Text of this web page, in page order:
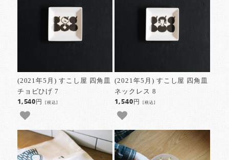
(2021年5月) すこし屋 四角皿
チョビひげ 7
1,540円[税込]
(2021年5月) すこし屋 四角皿
ネックレス 8
1,540円 [税込]